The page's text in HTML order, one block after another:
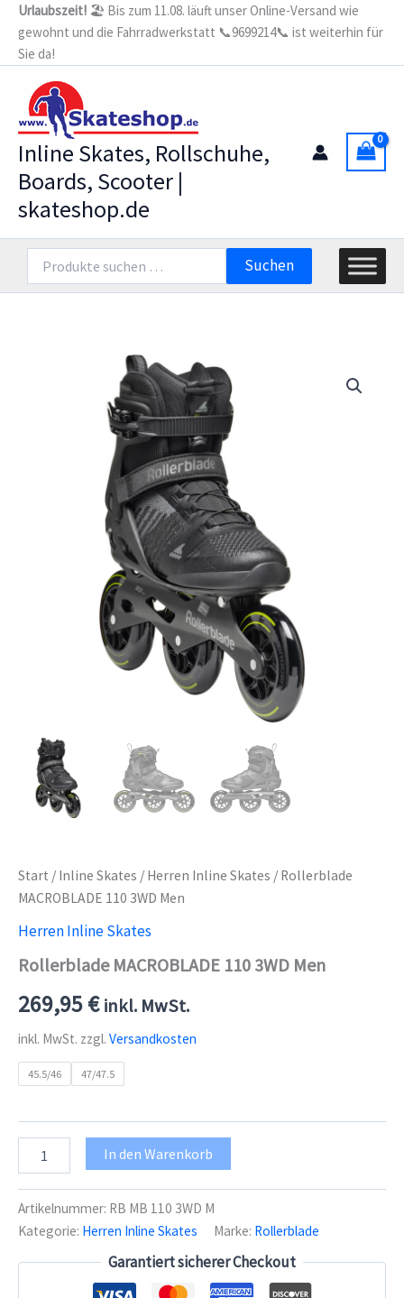
Zum
Inhalt
springen
Urlaubszeit! 🏖️ Bis zum 11.08. läuft unser Online-Versand wie
gewohnt und die Fahrradwerkstatt 📞9699214📞 ist weiterhin für
Sie da!
Inline Skates, Rollschuhe,
Boards, Scooter |
skateshop.de
nach:
Suchen
Start / Inline Skates / Herren Inline Skates / Rollerblade
MACROBLADE 110 3WD Men
Herren Inline Skates
Rollerblade MACROBLADE 110 3WD Men
269,95€ inkl. MwSt.
inkl. MwSt. zzgl. Versandkosten
45.5/46 47/47.5
MACROBLADE
3WD
Men
Menge
In den Warenkorb
Artikelnummer: RB MB 110 3WD M
Kategorie: Herren Inline Skates Marke: Rollerblade
Garantiert sicherer Checkout